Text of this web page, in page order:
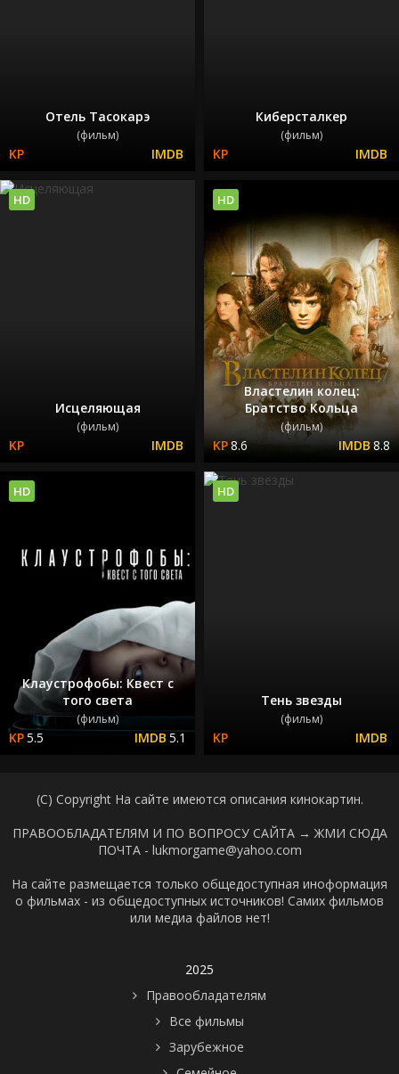
Отель Тасокарэ
(фильм)
Киберсталкер
(фильм)
Исцеляющая
(фильм)
HD
Властелин колец:
Братство Кольца
(фильм)
8.6 8.8
HD
Клаустрофобы: Квест с
того света
(фильм)
5.5 5.1
HD
Тень звезды
(фильм)
HD
(C) Copyright На сайте имеются описания кинокартин.
ПРАВООБЛАДАТЕЛЯМ И ПО ВОПРОСУ САЙТА → ЖМИ СЮДА
ПОЧТА - lukmorgame@yahoo.com
На сайте размещается только общедоступная иноформация
о фильмах - из общедоступных источников! Самих фильмов
или медиа файлов нет!
2025
Правообладателям
Все фильмы
Зарубежное